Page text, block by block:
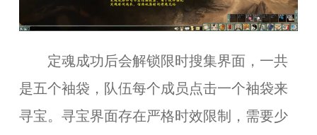
定魂成功后会解锁限时搜集界面，一共
是五个袖袋，队伍每个成员点击一个袖袋来
寻宝。寻宝界面存在严格时效限制，需要少